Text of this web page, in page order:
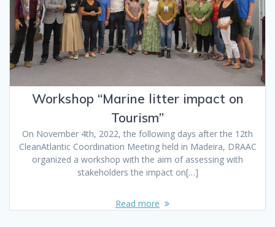
Workshop “Marine litter impact on
Tourism”
On November 4th, 2022, the following days after the 12th
CleanAtlantic Coordination Meeting held in Madeira, DRAAC
organized a workshop with the aim of assessing with
stakeholders the impact on[…]
Read more